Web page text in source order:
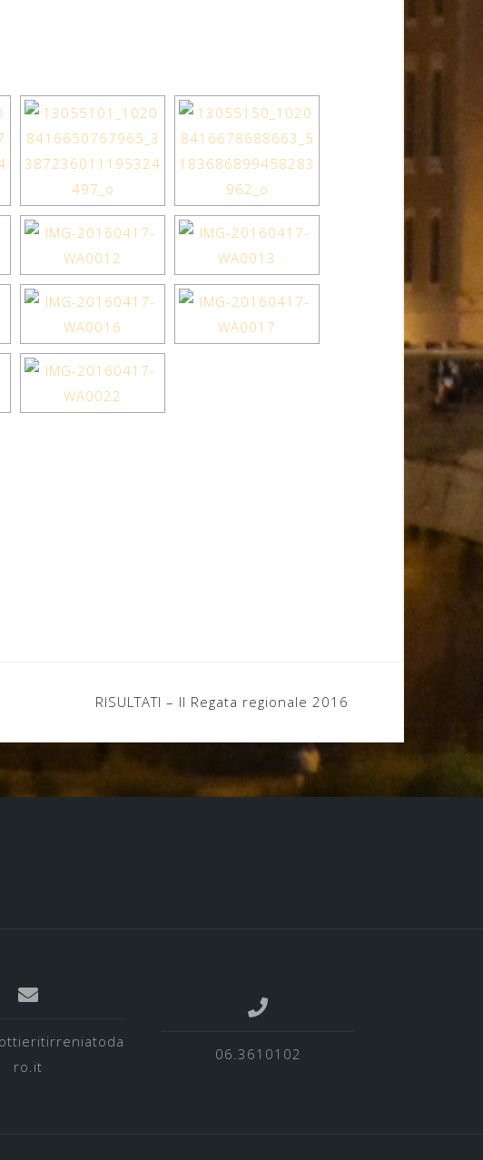
RISULTATI – II Regata regionale 2016
ro.it
06.3610102